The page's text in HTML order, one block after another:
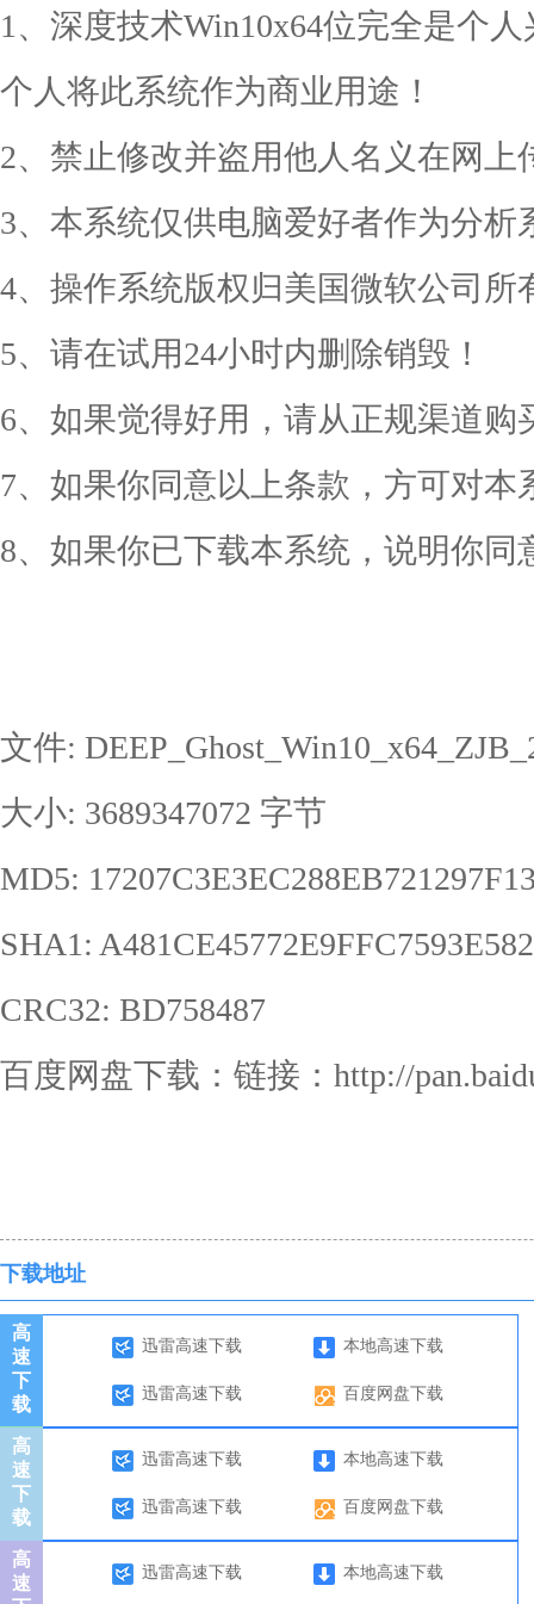
1、深度技术Win10x64位完全是个
个人将此系统作为商业用途！
2、禁止修改并盗用他人名义在网上
3、本系统仅供电脑爱好者作为分析
4、操作系统版权归美国微软公司所
5、请在试用24小时内删除销毁！
6、如果觉得好用，请从正规渠道购
7、如果你同意以上条款，方可对本
8、如果你已下载本系统，说明你同
文件:
大小: 3689347072 字节
MD5:
SHA1:
CRC32: BD758487
百度网盘下载：链接：http://
下载地址
高
速
下
载
迅雷高速下载 本地高速下载
迅雷高速下载 百度网盘下载
高
速
下
载
迅雷高速下载 本地高速下载
迅雷高速下载 百度网盘下载
高
速
迅雷高速下载 本地高速下载